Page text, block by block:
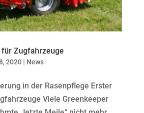
für Zugfahrzeuge
2020| News
in der Rasenpflege Erster
Viele Greenkeeper